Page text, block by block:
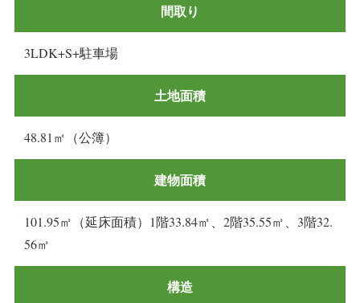
間取り
3LDK+S+駐車場
土地面積
48.81㎡（公簿）
建物面積
101.95㎡（延床面積）1階33.84㎡、2階35.55㎡、3階32.
56㎡
構造